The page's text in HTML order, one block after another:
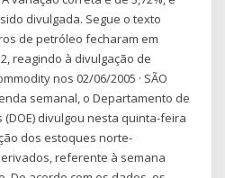
divulgada. Segue o texto
de petróleo fecharam em
reagindo à divulgação de
nos 02/06/2005 · SÃO
semanal, o Departamento de
divulgou nesta quinta-feira
dos estoques norte-
referente à semana